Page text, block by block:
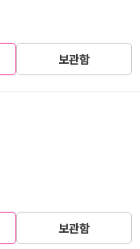
보관함
보관함